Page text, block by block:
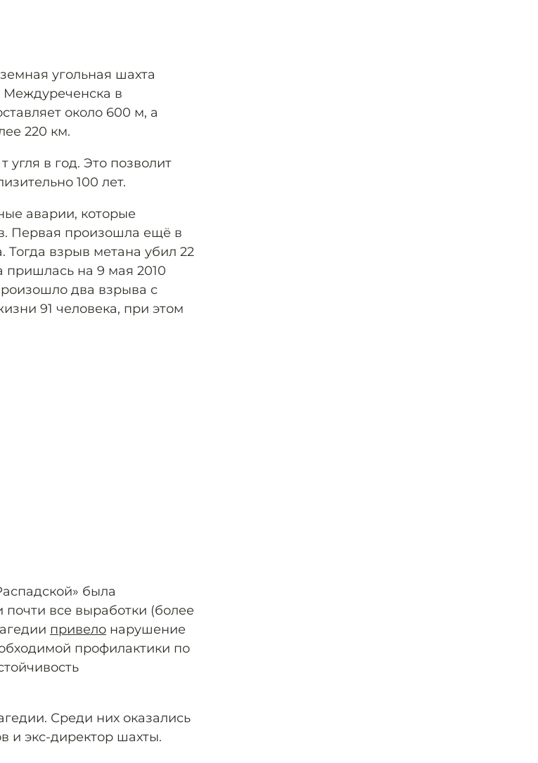
угольная шахта
Междуреченска в
около 600 м, а
220 км.
в год. Это позволит
100 лет.
аварии, которые
Первая произошла ещё в
Тогда взрыв метана убил 22
пришлась на 9 мая 2010
два взрыва с
91 человека, при этом
была
все выработки (более
привело нарушение
профилактики по
Среди них оказались
и экс-директор шахты.